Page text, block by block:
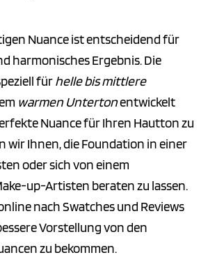
Nuance ist entscheidend für
harmonisches Ergebnis. Die
fürhelle bis mittlere
warmen Untertonentwickelt
Nuance für Ihren Hautton zu
wir Ihnen, die Foundation in einer
oder sich von einem
up-Artisten beraten zu lassen.
nach Swatches und Reviews
Vorstellung von den
zu bekommen.